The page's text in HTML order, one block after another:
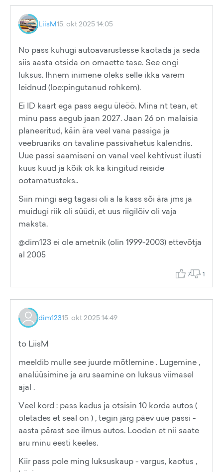
LiisM15. okt 2025 14:05
No pass kuhugi autoavarustesse kaotada ja seda
siis aasta otsida on omaette tase. See ongi
luksus. Ihnem inimene oleks selle ikka varem
leidnud (loe:pingutanud rohkem).
Ei ID kaart ega pass aegu üleöö. Mina nt tean, et
minu pass aegub jaan 2027. Jaan 26 on malaisia
planeeritud, käin ära veel vana passiga ja
veebruariks on tavaline passivahetus kalendris.
Uue passi saamiseni on vanal veel kehtivust ilusti
kuus kuud ja kõik ok ka kingitud reiside
ootamatusteks..
Siin mingi aeg tagasi oli a la kass sõi ära jms ja
muidugi riik oli süüdi, et uus riigilõiv oli vaja
maksta.
@dim123 ei ole ametnik (olin 1999-2003) ettevõtja
al 2005
7 1
dim12315. okt 2025 14:49
to LiisM
meeldib mulle see juurde mõtlemine . Lugemine ,
analüüsimine ja aru saamine on luksus viimasel
ajal .
Veel kord : pass kadus ja otsisin 10 korda autos (
oletades et seal on ) , tegin järg päev uue passi -
aasta pärast see ilmus autos. Loodan et nii saate
aru minu eesti keeles.
Kiir pass pole ming luksuskaup - vargus, kaotus ,